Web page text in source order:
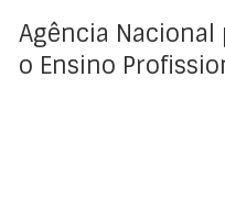
Agência Nacional
o Ensino